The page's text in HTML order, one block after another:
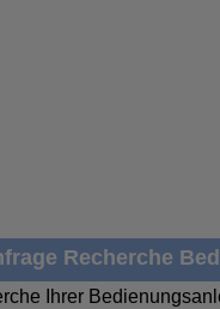
Recherche
Ihrer